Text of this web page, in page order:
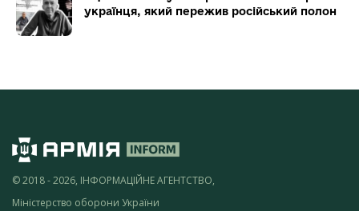
українця, який пережив російський полон
© 2018 - 2026, ІНФОРМАЦІЙНЕ АГЕНТСТВО,
Міністерство оборони України